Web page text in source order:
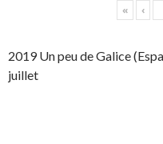
« ‹
2019 Un peu de Galice
juillet